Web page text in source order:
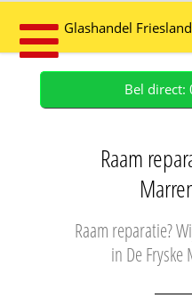
Glashandel Friesland
Bel direct:
Raam
Raam reparatie?
in De Fryske